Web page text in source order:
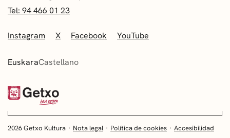
EUSKARA CASTELLANO
Tel: 94 466 01 23
Instagram X Facebook YouTube
EuskaraCastellano
2026 Getxo Kultura Nota legal Política de cookies Accesibilidad